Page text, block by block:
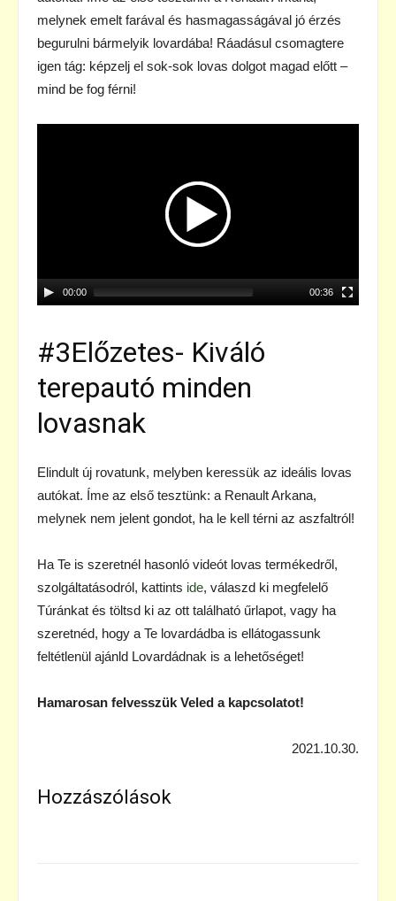
melynek emelt farával és hasmagasságával jó érzés
begurulni bármelyik lovardába! Ráadásul csomagtere
igen tág: képzelj el sok-sok lovas dolgot magad előtt –
mind be fog férni!
00:00 00:36
#3Előzetes- Kiváló
terepautó minden
lovasnak
Elindult új rovatunk, melyben keressük az ideális lovas
autókat. Íme az első tesztünk: a Renault Arkana,
melynek nem jelent gondot, ha le kell térni az aszfaltról!
Ha Te is szeretnél hasonló videót lovas termékedről,
szolgáltatásodról, kattints ide, válaszd ki megfelelő
Túránkat és töltsd ki az ott található űrlapot, vagy ha
szeretnéd, hogy a Te lovardádba is ellátogassunk
feltétlenül ajánld Lovardádnak is a lehetőséget!
Hamarosan felvesszük Veled a kapcsolatot!
2021.10.30.
Hozzászólások